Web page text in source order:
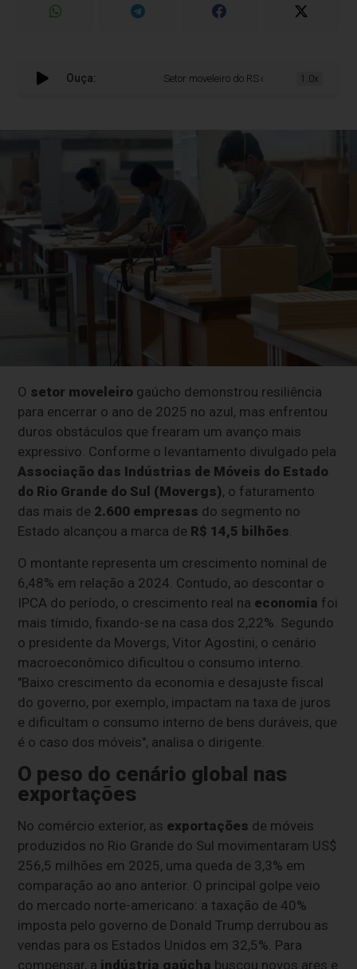
Ouça: Setor moveleiro do RS cresce, mas1.0x
O setor moveleiro gaúcho demonstrou resiliência
para encerrar o ano de 2025 no azul, mas enfrentou
duros obstáculos que frearam um avanço mais
expressivo. Conforme o levantamento divulgado pela
Associação das Indústrias de Móveis do Estado
do Rio Grande do Sul (Movergs), o faturamento
das mais de 2.600 empresas do segmento no
Estado alcançou a marca de R$ 14,5 bilhões.
O montante representa um crescimento nominal de
6,48% em relação a 2024. Contudo, ao descontar o
IPCA do período, o crescimento real na economia foi
mais tímido, fixando-se na casa dos 2,22%. Segundo
o presidente da Movergs, Vitor Agostini, o cenário
macroeconômico dificultou o consumo interno.
"Baixo crescimento da economia e desajuste fiscal
do governo, por exemplo, impactam na taxa de juros
e dificultam o consumo interno de bens duráveis, que
é o caso dos móveis", analisa o dirigente.
O peso do cenário global nas
exportações
No comércio exterior, as exportações de móveis
produzidos no Rio Grande do Sul movimentaram US$
256,5 milhões em 2025, uma queda de 3,3% em
comparação ao ano anterior. O principal golpe veio
do mercado norte-americano: a taxação de 40%
imposta pelo governo de Donald Trump derrubou as
vendas para os Estados Unidos em 32,5%. Para
compensar, a indústria gaúcha buscou novos ares e